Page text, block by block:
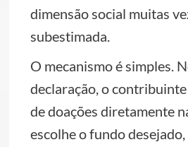
dimensão social muitas
subestimada.
O mecanismo é simples.
declaração, o contribuinte
de doações diretamente
escolhe o fundo